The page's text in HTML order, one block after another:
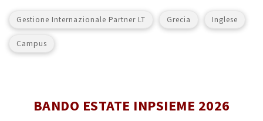
Gestione Internazionale Partner LT Grecia Inglese
Campus
BANDO ESTATE INPSIEME 2026